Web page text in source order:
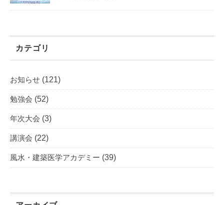
カテゴリ
お知らせ (121)
勉強会 (52)
年次大会 (3)
講演会 (22)
風水・建築医学アカデミー (39)